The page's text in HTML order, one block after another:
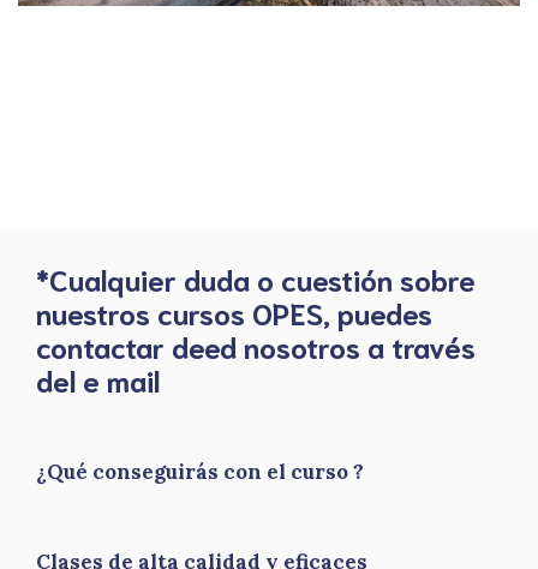
*Cualquier duda o cuestión sobre
nuestros cursos OPES, puedes
contactar deed nosotros a través
del e mail
¿Qué conseguirás con el curso ?
Clases de alta calidad y eficaces